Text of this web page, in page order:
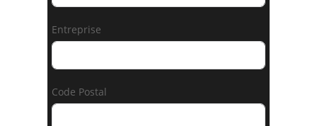
Entreprise
Code Postal